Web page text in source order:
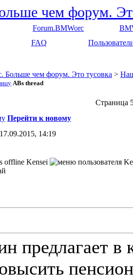
Forum.BMWorc
FAQ
Больше чем форум. Это тусовка >
ABs thread
Страница
Перейти к новому
17.09.2015, 14:19
Kensei
предлагает в